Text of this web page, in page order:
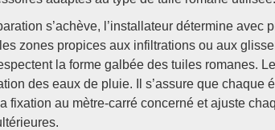
s’achève, l’installateur détermine avec
zones propices aux infiltrations ou aux
la forme galbée des tuiles romanes.
des eaux de pluie. Il s’assure que
fixation au mètre-carré concerné et ajuste